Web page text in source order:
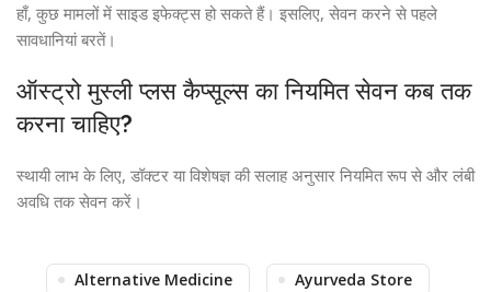
हाँ, कुछ मामलों में साइड इफेक्ट्स हो सकते हैं। इसलिए, सेवन करने से पहले
सावधानियां बरतें।
ऑस्ट्रो मुस्ली प्लस कैप्सूल्स का नियमित सेवन कब तक
करना चाहिए?
स्थायी लाभ के लिए, डॉक्टर या विशेषज्ञ की सलाह अनुसार नियमित रूप से और लंबी
अवधि तक सेवन करें।
Alternative Medicine Ayurveda Store